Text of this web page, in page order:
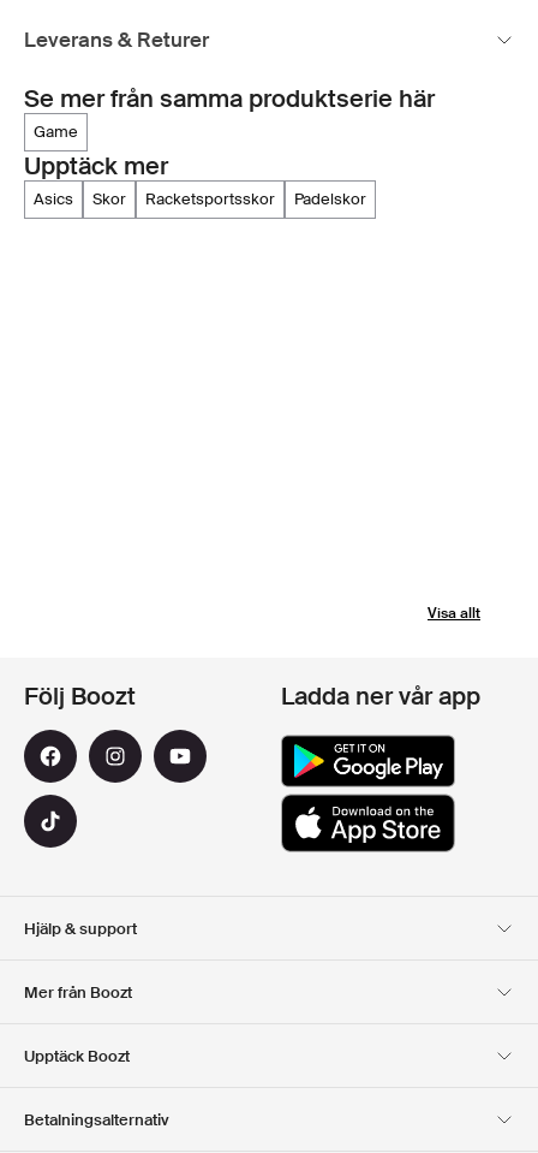
Leverans & Returer
Se mer från samma produktserie här
game
Upptäck mer
asics skor racketsportsskor padelskor
Visa allt
Hjälp & support
Mer från Boozt
Club Boozt
Upptäck Boozt
Följ Boozt Ladda ner vår app
Betalningsalternativ